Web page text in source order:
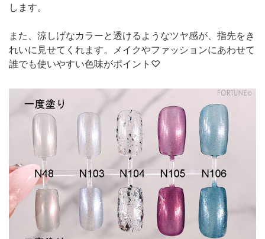
します。
また、涼しげなカラーと透けるようなツヤ感が、指先をき
れいに見せてくれます。メイクやファッションにあわせて
誰でも使いやすい色味がポイント♡